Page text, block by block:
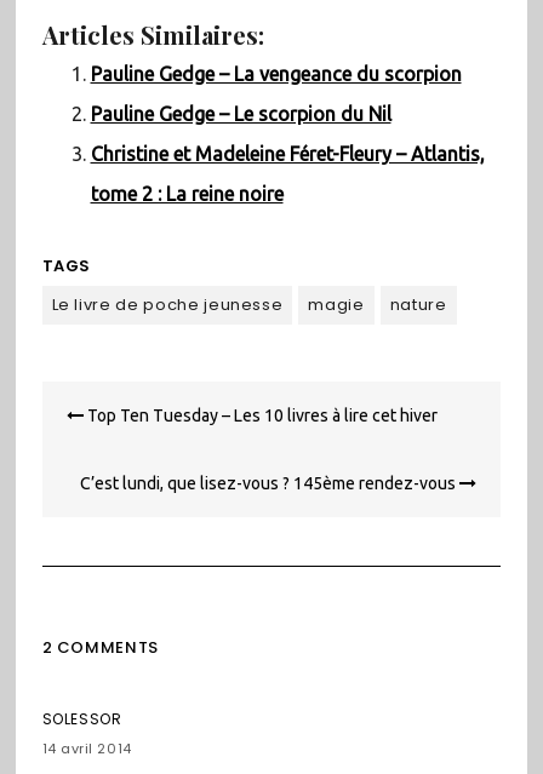
Articles Similaires:
Pauline Gedge – La vengeance du scorpion
Pauline Gedge – Le scorpion du Nil
Christine et Madeleine Féret-Fleury – Atlantis,
tome 2 : La reine noire
TAGS
Le livre de poche jeunesse
magie nature
de Top Ten Tuesday – Les 10 livres à lire cet hiver
C’est lundi, que lisez-vous ? 145ème rendez-vous
2 COMMENTS
SOLESSOR
14 avril 2014